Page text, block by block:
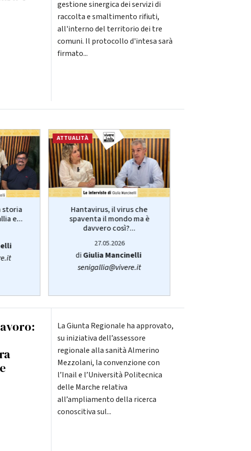
gestione sinergica dei servizi di
raccolta e smaltimento rifiuti,
all'interno del territorio dei tre
comuni. Il protocollo d'intesa sarà
firmato...
storia
e...
ATTUALITÀ
Hantavirus, il virus che
spaventa il mondo ma è
davvero così?...
27.05.2026
diGiulia Mancinelli
senigallia@vivere.it
La Giunta Regionale ha approvato,
su iniziativa dell’assessore
regionale alla sanità Almerino
Mezzolani, la convenzione con
l’Inail e l’Università Politecnica
delle Marche relativa
all’ampliamento della ricerca
conoscitiva sul...